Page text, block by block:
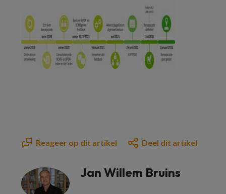
Reageer op dit artikel Deel dit artikel
Jan Willem Bruins